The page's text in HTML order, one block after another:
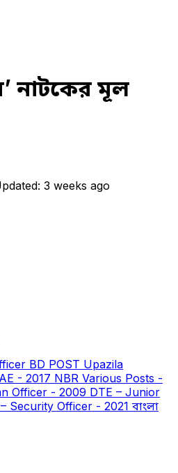
নাটকের মূল
3 weeks ago
BD POST Upazila
- 2017 NBR Various Posts -
Officer - 2009 DTE – Junior
Security Officer - 2021 বাংলা